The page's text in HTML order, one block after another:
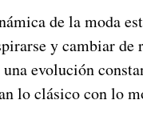
de la moda
y cambiar de
evolución
lo clásico con lo